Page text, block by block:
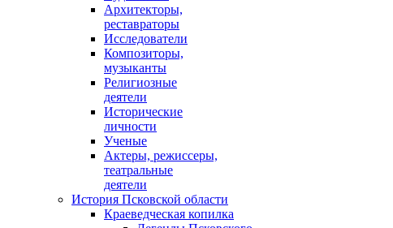
Архитекторы,
реставраторы
Исследователи
Композиторы,
музыканты
Религиозные
деятели
Исторические
личности
Ученые
Актеры, режиссеры,
театральные
деятели
История Псковской области
Краеведческая копилка